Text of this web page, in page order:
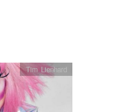
Tim Lienhard